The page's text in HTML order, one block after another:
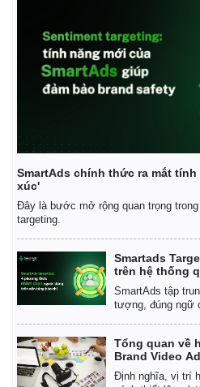
SmartAds chính thức ra mắt
xúc'
Đây là bước mở rộng quan trọng
targeting.
Smartads
trên hệ thống
SmartAds tập
tượng, đúng ngữ
Tổng quan về
Brand Video
Định nghĩa, vị trí